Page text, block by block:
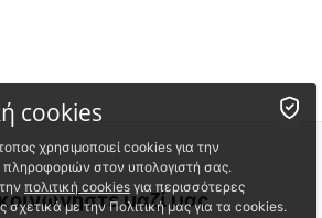
μαζί μας
cookies
χρησιμοποιεί cookies για την
στον υπολογιστή σας.
πολιτική cookies για περισσότερες
σχετικά με την Πολιτική μας για τα cookies.